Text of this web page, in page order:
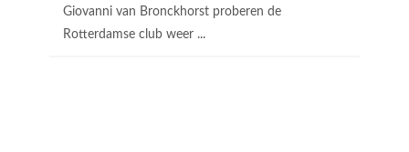
Giovanni van Bronckhorst proberen de
Rotterdamse club weer ...